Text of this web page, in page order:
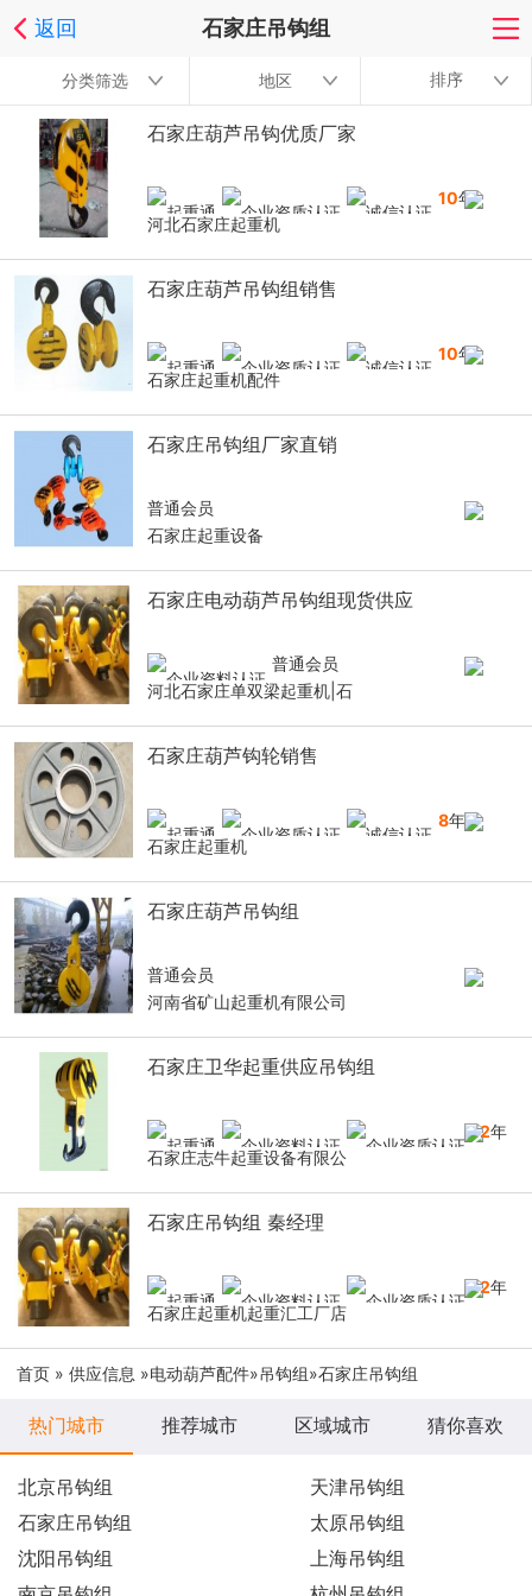
返回 石家庄吊钩组
分类筛选 地区 排序
石家庄葫芦吊钩优质厂家
10年
河北石家庄起重机
石家庄葫芦吊钩组销售
10年
石家庄起重机配件
石家庄吊钩组厂家直销
普通会员
石家庄起重设备
石家庄电动葫芦吊钩组现货供应
普通会员
河北石家庄单双梁起重机|石
石家庄葫芦钩轮销售
8年
石家庄起重机
石家庄葫芦吊钩组
普通会员
河南省矿山起重机有限公司
石家庄卫华起重供应吊钩组
12年
石家庄志牛起重设备有限公
石家庄吊钩组 秦经理
12年
石家庄起重机起重汇工厂店
首页 » 供应信息 »电动葫芦配件»吊钩组»石家庄吊钩组
热门城市 推荐城市 区域城市 猜你喜欢
北京吊钩组
天津吊钩组
石家庄吊钩组
太原吊钩组
沈阳吊钩组
上海吊钩组